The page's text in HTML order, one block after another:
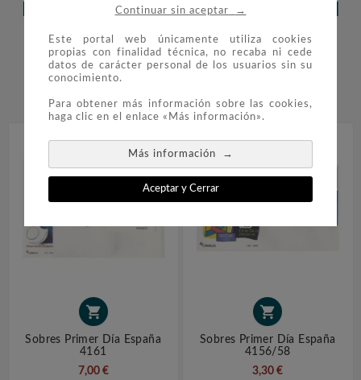
Continuar sin aceptar →
Este portal web únicamente utiliza cookies
propias con finalidad técnica, no recaba ni cede
datos de carácter personal de los usuarios sin su
conocimiento.
Para obtener más información sobre las cookies,
haga clic en el enlace «Más información».
Más información →
Aceptar y Cerrar
LOS CLIENTES QUE ADQUIRIERON
ESTE PRODUCTO TAMBIÉN
COMPRARON:
 

Sobres Primer Día España
4161
7,00 €

Sobres Primer Día España
4156/58
3,30 €